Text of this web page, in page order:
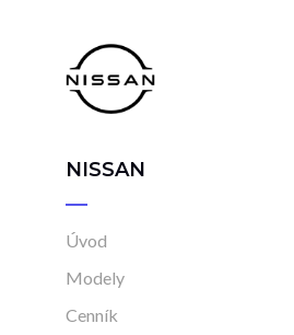
NISSAN
Úvod
Modely
Cenník